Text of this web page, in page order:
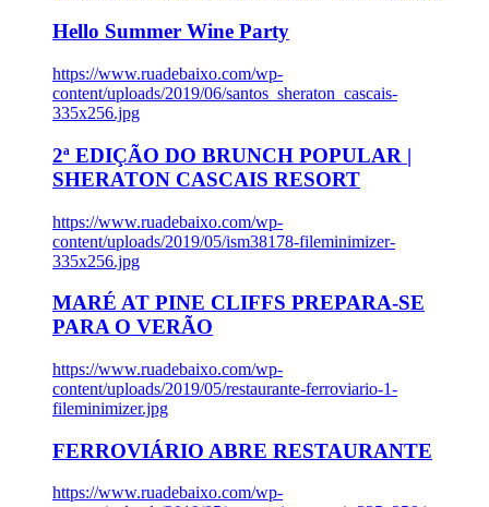
Hello Summer Wine Party
https://www.ruadebaixo.com/wp-
content/uploads/2019/06/santos_sheraton_cascais-
335x256.jpg
2ª EDIÇÃO DO BRUNCH POPULAR |
SHERATON CASCAIS RESORT
https://www.ruadebaixo.com/wp-
content/uploads/2019/05/ism38178-fileminimizer-
335x256.jpg
MARÉ AT PINE CLIFFS PREPARA-SE
PARA O VERÃO
https://www.ruadebaixo.com/wp-
content/uploads/2019/05/restaurante-ferroviario-1-
fileminimizer.jpg
FERROVIÁRIO ABRE RESTAURANTE
https://www.ruadebaixo.com/wp-